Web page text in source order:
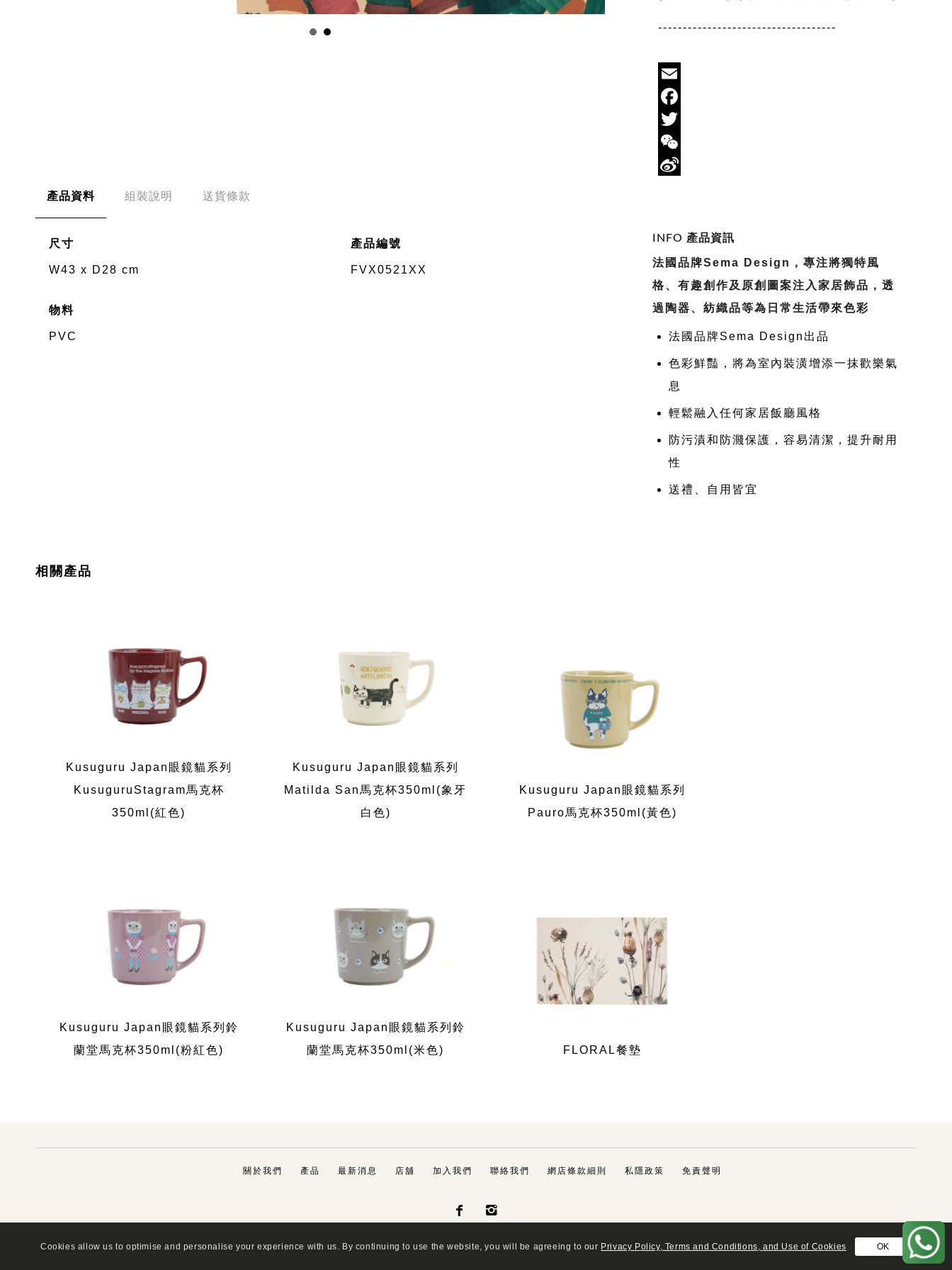
------------------------------------
Email
Facebook
Twitter
WeChat
產品資料 組裝說明 送貨條款
尺寸
W43 x D28 cm
物料
PVC
產品編號
FVX0521XX
INFO 產品資訊
法國品牌Sema Design，專注將獨特風
格、有趣創作及原創圖案注入家居飾品，透
過陶器、紡織品等為日常生活帶來色彩
法國品牌Sema Design出品
色彩鮮豔，將為室內裝潢增添一抹歡樂氣
息
輕鬆融入任何家居飯廳風格
防污漬和防濺保護，容易清潔，提升耐用
性
送禮、自用皆宜
相關產品
Kusuguru Japan眼鏡貓系列
KusuguruStagram馬克杯
350ml(紅色)
Kusuguru Japan眼鏡貓系列
Matilda San馬克杯350ml(象牙
白色)
Kusuguru Japan眼鏡貓系列
Pauro馬克杯350ml(黃色)
Kusuguru Japan眼鏡貓系列鈴
蘭堂馬克杯350ml(粉紅色)
Kusuguru Japan眼鏡貓系列鈴
蘭堂馬克杯350ml(米色)
FLORAL餐墊
關於我們 產品 最新消息 店舖 加入我們 聯絡我們 網店條款細則 私隱政策 免責聲明
 
Cookies allow us to optimise and personalise your experience with us. By continuing to use the website, you will be agreeing to our Privacy Policy, Terms and Conditions, and Use of Cookies OK